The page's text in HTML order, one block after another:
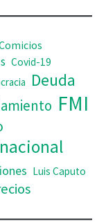
Covid-19
Deuda
FMI
Luis Caputo